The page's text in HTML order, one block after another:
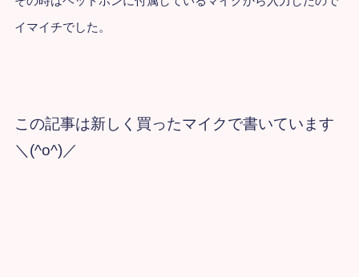
イマイチでした。
この記事は新しく買ったマイクで書いています
＼(^o^)／